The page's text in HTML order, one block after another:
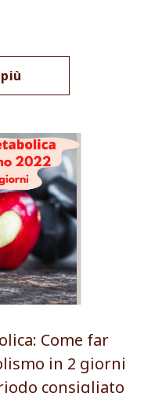
Come far
in 2 giorni
consigliato